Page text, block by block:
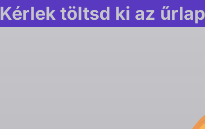
Kérlek töltsd ki az